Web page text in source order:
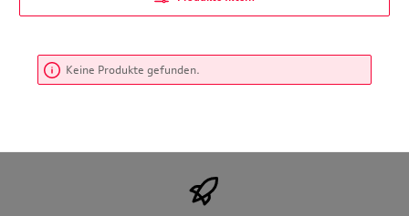
Keine Produkte gefunden.